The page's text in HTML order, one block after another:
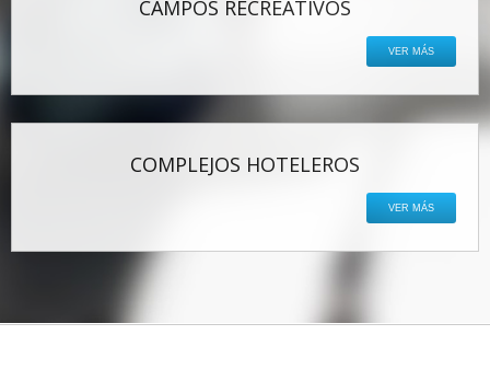
CAMPOS RECREATIVOS
VER MÁS
COMPLEJOS HOTELEROS
VER MÁS